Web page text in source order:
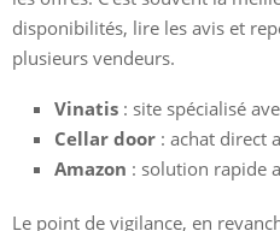
disponibilités, lire les avis et
plusieurs vendeurs.
Vinatis : site spécialisé
Cellar door : achat direct
Amazon : solution rapide
Le point de vigilance, en